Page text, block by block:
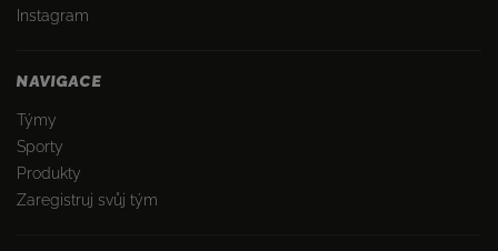
Instagram
NAVIGACE
Týmy
Sporty
Produkty
Zaregistruj svůj tým